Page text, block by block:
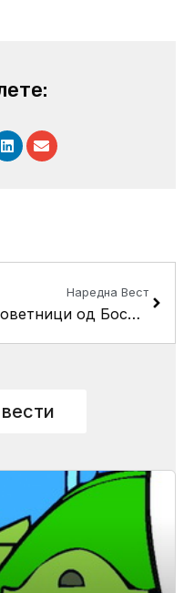
Наредна Вест
Советници од Босна и Херцеговина на покана од ЗЕЛС, во општина Кисела Вода